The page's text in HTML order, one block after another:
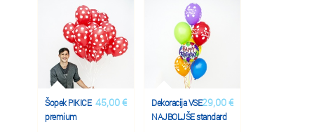
45,00 €
Šopek PIKICE
premium
29,00 €
Dekoracija VSE
NAJBOLJŠE standard